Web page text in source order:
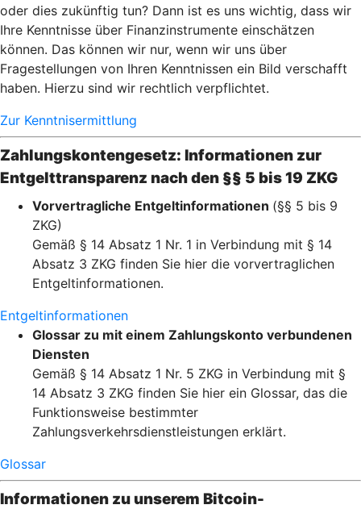
oder dies zukünftig tun? Dann ist es uns wichtig, dass wir
Ihre Kenntnisse über Finanzinstrumente einschätzen
können. Das können wir nur, wenn wir uns über
Fragestellungen von Ihren Kenntnissen ein Bild verschafft
haben. Hierzu sind wir rechtlich verpflichtet.
Zur Kenntnisermittlung
Zahlungskontengesetz: Informationen zur
Entgelttransparenz nach den §§ 5 bis 19 ZKG
Vorvertragliche Entgeltinformationen (§§ 5 bis 9
ZKG)
Gemäß § 14 Absatz 1 Nr. 1 in Verbindung mit § 14
Absatz 3 ZKG finden Sie hier die vorvertraglichen
Entgeltinformationen.
Entgeltinformationen
Glossar zu mit einem Zahlungskonto verbundenen
Diensten
Gemäß § 14 Absatz 1 Nr. 5 ZKG in Verbindung mit §
14 Absatz 3 ZKG finden Sie hier ein Glossar, das die
Funktionsweise bestimmter
Zahlungsverkehrsdienstleistungen erklärt.
Glossar
Informationen zu unserem Bitcoin-